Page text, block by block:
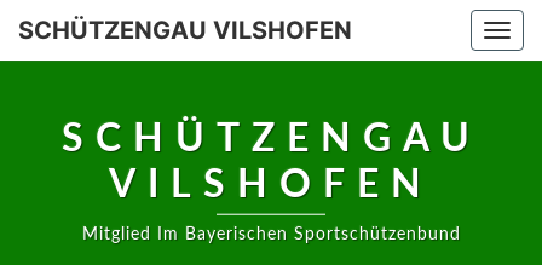
Skip
SCHÜTZENGAU VILSHOFEN
SCHÜTZENGAU
VILSHOFEN
Mitglied Im Bayerischen Sportschützenbund